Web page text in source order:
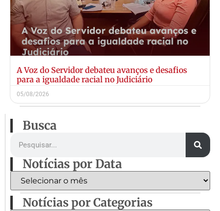
A Voz do Servidor debateu avanços e desafios
para a igualdade racial no Judiciário
05/08/2026
Busca
Notícias por Data
Notícias por Categorias